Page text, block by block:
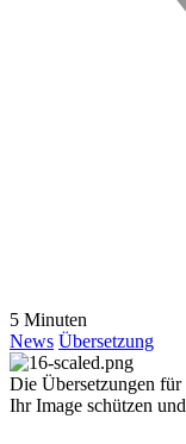
5 Minuten
News Übersetzung
Die Übersetzungen
Ihr Image schützen